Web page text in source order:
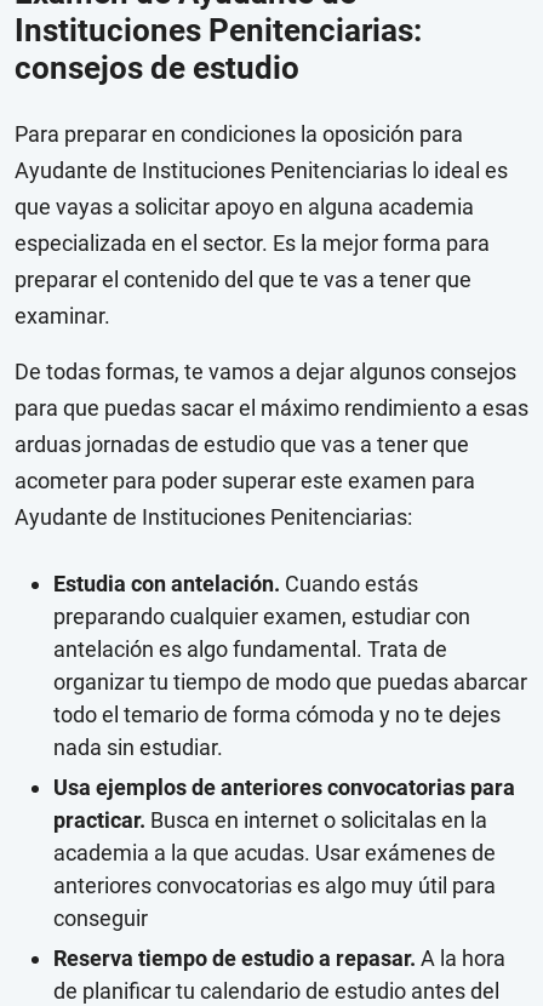
Instituciones Penitenciarias:
consejos de estudio
Para preparar en condiciones la oposición para
Ayudante de Instituciones Penitenciarias lo ideal es
que vayas a solicitar apoyo en alguna academia
especializada en el sector. Es la mejor forma para
preparar el contenido del que te vas a tener que
examinar.
De todas formas, te vamos a dejar algunos consejos
para que puedas sacar el máximo rendimiento a esas
arduas jornadas de estudio que vas a tener que
acometer para poder superar este examen para
Ayudante de Instituciones Penitenciarias:
Estudia con antelación. Cuando estás
preparando cualquier examen, estudiar con
antelación es algo fundamental. Trata de
organizar tu tiempo de modo que puedas abarcar
todo el temario de forma cómoda y no te dejes
nada sin estudiar.
Usa ejemplos de anteriores convocatorias para
practicar. Busca en internet o solicitalas en la
academia a la que acudas. Usar exámenes de
anteriores convocatorias es algo muy útil para
conseguir
Reserva tiempo de estudio a repasar. A la hora
de planificar tu calendario de estudio antes del